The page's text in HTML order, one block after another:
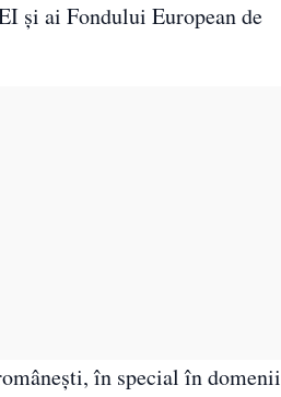
și ai Fondului European de
în special în domenii